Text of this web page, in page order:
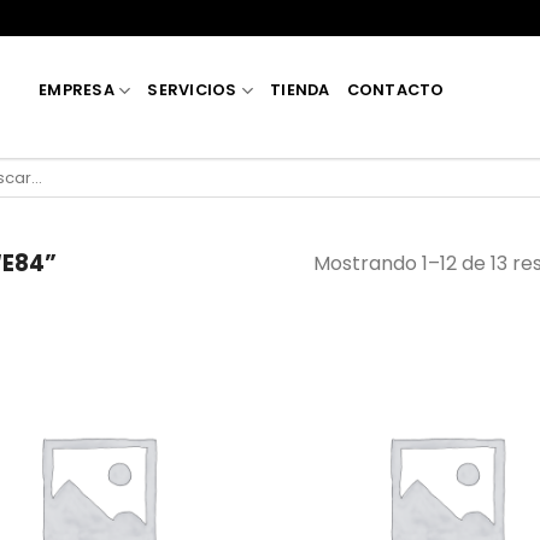
EMPRESA SERVICIOS TIENDA CONTACTO
Mostrando 1–12 de 13